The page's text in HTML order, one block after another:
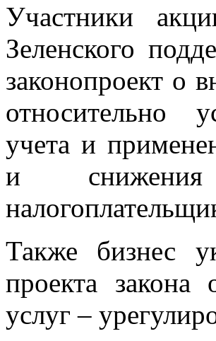
Участники
Зеленского
законопроект о
относительно
учета и
и
Также бизнес
проекта
услуг –